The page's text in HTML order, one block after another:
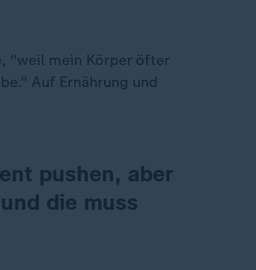
"weil mein Körper öfter
Auf Ernährung und
pushen, aber
die muss